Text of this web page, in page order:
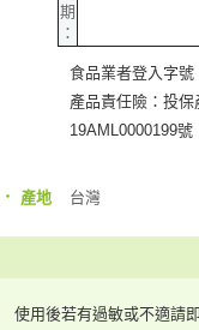
期
：
食品業者登入字號
產品責任險：投
19AML0000199號
‧ 產地 台灣
使用後若有過敏或不適請